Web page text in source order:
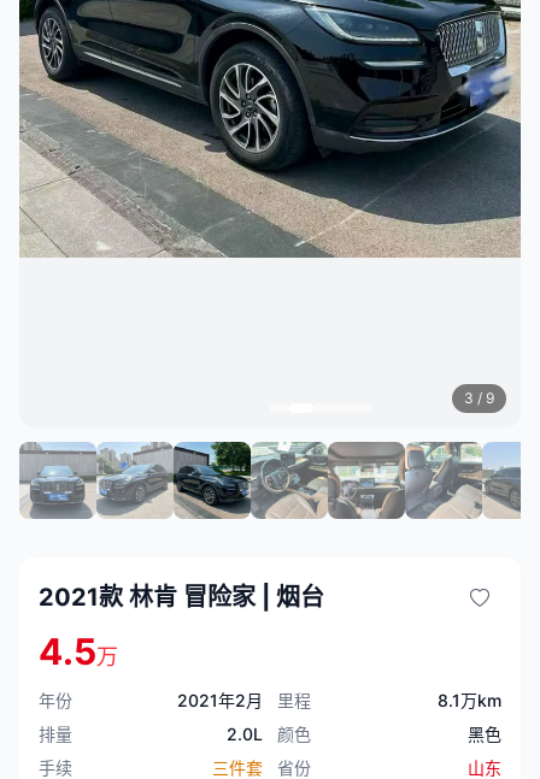
3 / 9
2021款 林肯 冒险家 | 烟台
4.5万
年份 2021年2月 里程
8.1万km
排量
2.0L 颜色
黑色
手续
三件套 省份
山东